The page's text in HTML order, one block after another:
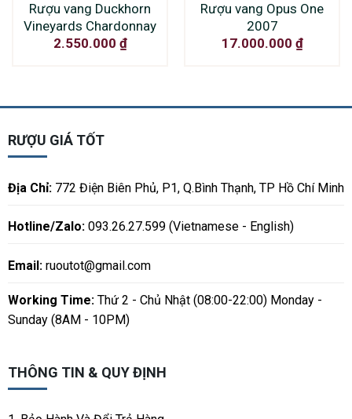
Rượu vang Duckhorn
Vineyards Chardonnay
2.550.000 ₫
Rượu vang Opus One
2007
17.000.000 ₫
RƯỢU GIÁ TỐT
Địa Chỉ:772 Điện Biên Phủ, P1, Q.Bình Thạnh, TP Hồ Chí Minh
Hotline/Zalo:093.26.27.599 (Vietnamese - English)
Email: ruoutot@gmail.com
Working Time:Thứ 2 - Chủ Nhật (08:00-22:00) Monday -
Sunday (8AM - 10PM)
THÔNG TIN & QUY ĐỊNH